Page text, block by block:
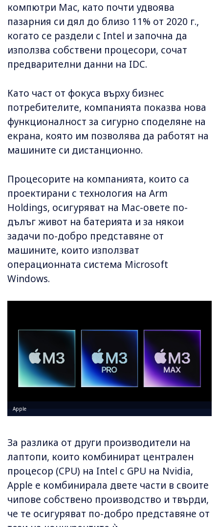
компютри Mac, като почти удвоява
пазарния си дял до близо 11% от 2020 г.,
когато се раздели с Intel и започна да
използва собствени процесори, сочат
предварителни данни на IDC.
Като част от фокуса върху бизнес
потребителите, компанията показва нова
функционалност за сигурно споделяне на
екрана, която им позволява да работят на
машините си дистанционно.
Процесорите на компанията, които са
проектирани с технология на Arm
Holdings, осигуряват на Mac-овете по-
дълъг живот на батерията и за някои
задачи по-добро представяне от
машините, които използват
операционната система Microsoft
Windows.
Apple
За разлика от други производители на
лаптопи, които комбинират централен
процесор (CPU) на Intel с GPU на Nvidia,
Apple е комбинирала двете части в своите
чипове собствено производство и твърди,
че те осигуряват по-добро представяне от